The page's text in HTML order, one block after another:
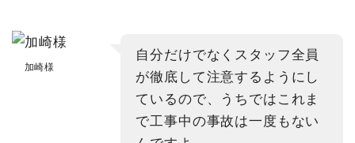
加崎様
自分だけでなくスタッフ全員
が徹底して注意するようにし
ているので、うちではこれま
で工事中の事故は一度もない